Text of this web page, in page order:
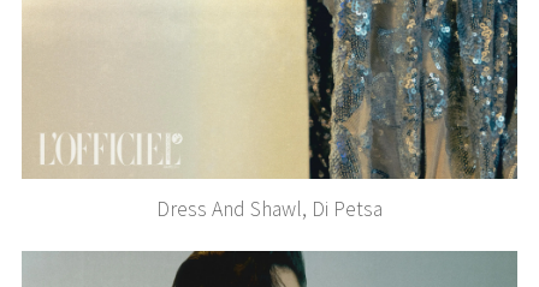
Dress And Shawl, Di Petsa